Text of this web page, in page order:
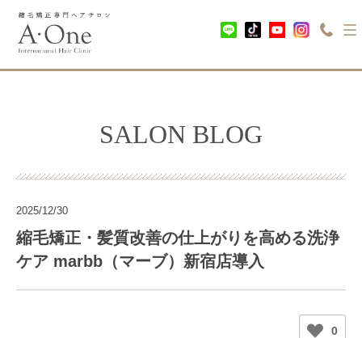
SALON BLOG
2025/12/30
縮毛矯正・髪質改善の仕上がりを高める洗浄
ケア marbb（マーブ）新宿店導入
0